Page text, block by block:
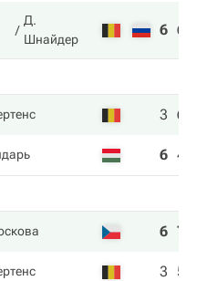
Д.
Шнайдер
6 6
3 6
6 4
6 7
3 5